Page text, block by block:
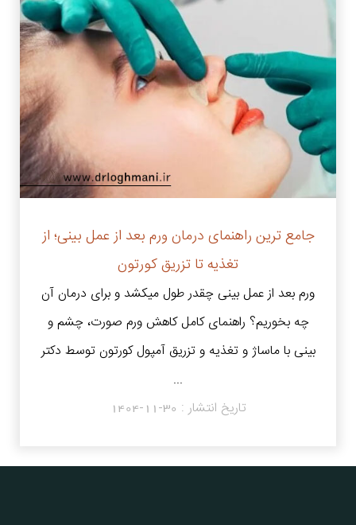
جامع ترین راهنمای درمان ورم بعد از عمل بینی؛ از
تغذیه تا تزریق کورتون
ورم بعد از عمل بینی چقدر طول میکشد و برای درمان آن
چه بخوریم؟ راهنمای کامل کاهش ورم صورت، چشم و
بینی با ماساژ و تغذیه و تزریق آمپول کورتون توسط دکتر
...
تاریخ انتشار : 1404-11-30